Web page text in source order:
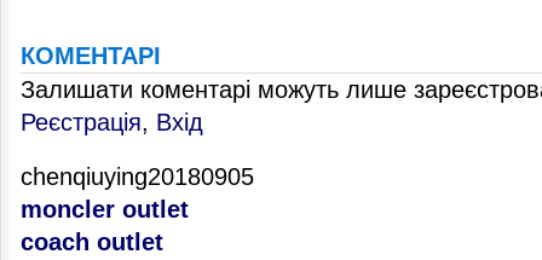
КОМЕНТАРІ
Залишати коментарі можуть лише
Реєстрація, Вхід
chenqiuying20180905
moncler outlet
coach outlet